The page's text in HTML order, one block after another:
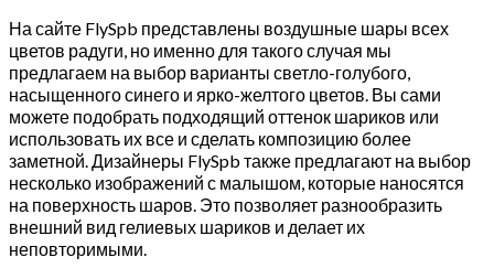
На сайте FlySpb представлены воздушные шары всех
цветов радуги, но именно для такого случая мы
предлагаем на выбор варианты светло-голубого,
насыщенного синего и ярко-желтого цветов. Вы сами
можете подобрать подходящий оттенок шариков или
использовать их все и сделать композицию более
заметной. Дизайнеры FlySpb также предлагают на выбор
несколько изображений с малышом, которые наносятся
на поверхность шаров. Это позволяет разнообразить
внешний вид гелиевых шариков и делает их
неповторимыми.